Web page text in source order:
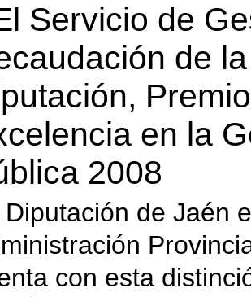
Servicio de
de la
en la
2008
Diputación de Jaén
con esta